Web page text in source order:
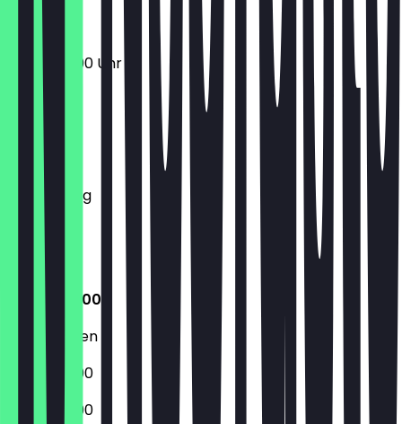
17:00 - 22:00 Uhr
Montag
Dienstag
Mittwoch
Donnerstag
Freitag
Samstag
17:00 - 22:00
Geschlossen
17:00 - 22:00
17:00 - 22:00